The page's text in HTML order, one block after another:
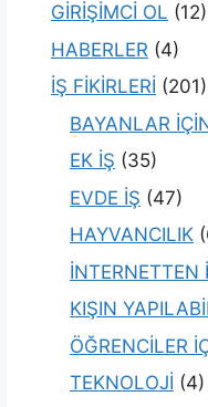
GİRİŞİMCİ OL (12)
HABERLER (4)
İŞ FİKİRLERİ (201)
BAYANLAR
EK İŞ (35)
EVDE İŞ (47)
HAYVANCILIK
İNTERNETTEN
KIŞIN
ÖĞRENCİLER
TEKNOLOJİ (4)